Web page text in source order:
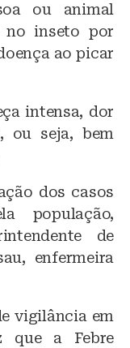
ou animal
no inseto por
ao picar
intensa, dor
ou seja, bem
dos casos
população,
de
enfermeira
vigilância em
que a Febre